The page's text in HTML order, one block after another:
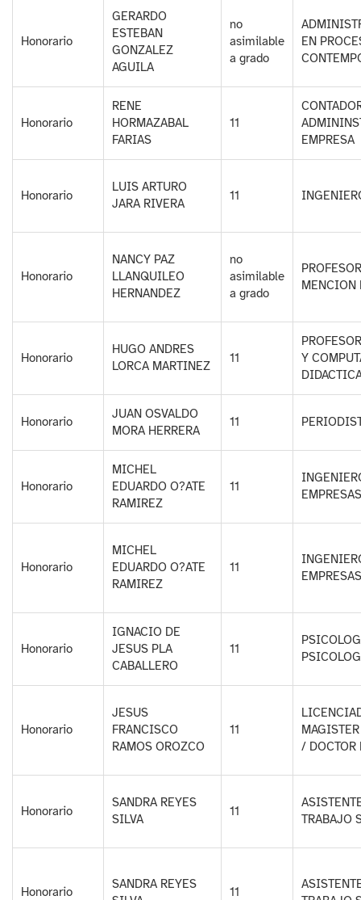
Honorario
GERARDO
ESTEBAN
GONZALEZ
AGUILA
no
asimilable
a grado
EN
Honorario
RENE
HORMAZABAL
FARIAS
11
EMPRESA
Honorario
LUIS ARTURO
JARA RIVERA
11
Honorario
NANCY PAZ
LLANQUILEO
HERNANDEZ
no
asimilable
a grado
MENCION
Honorario
HUGO ANDRES
LORCA MARTINEZ
11
Y
Honorario
JUAN OSVALDO
MORA HERRERA
11
Honorario
MICHEL
EDUARDO O?ATE
RAMIREZ
11
EMPRESAS
Honorario
MICHEL
EDUARDO O?ATE
RAMIREZ
11
EMPRESAS
Honorario
IGNACIO DE
JESUS PLA
CABALLERO
11
Honorario
JESUS
FRANCISCO
RAMOS OROZCO
11
/
Honorario
SANDRA REYES
SILVA
11
TRABAJO
Honorario
SANDRA REYES
11